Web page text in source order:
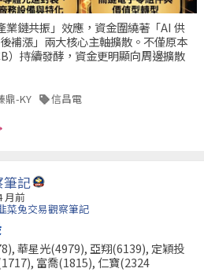
業鏈共振」效應，資金圍繞著「AI 供
補漲」兩大核心主軸擴散。不僅原本
）持續發酵，資金更明顯向周邊擴散
鼎-KY 信昌電
筆記
月前
菜兔交易觀察筆記
華星光(4979), 亞翔(6139), 定穎投
富喬(1815), 仁寶(2324